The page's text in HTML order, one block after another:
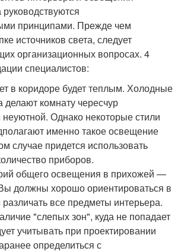
принципами. Прежде чем
источников света, следует
организационных вопросах. 4
специалистов:
в коридоре будет теплым. Холодные
делают комнату чересчур
Однако некоторые стили
именно такое освещение
случае придется использовать
приборов.
общего освещения в прихожей —
должны хорошо ориентироваться в
различать все предметы интерьера.
"слепых зон", куда не попадает
учитывать при проектировании
определиться с